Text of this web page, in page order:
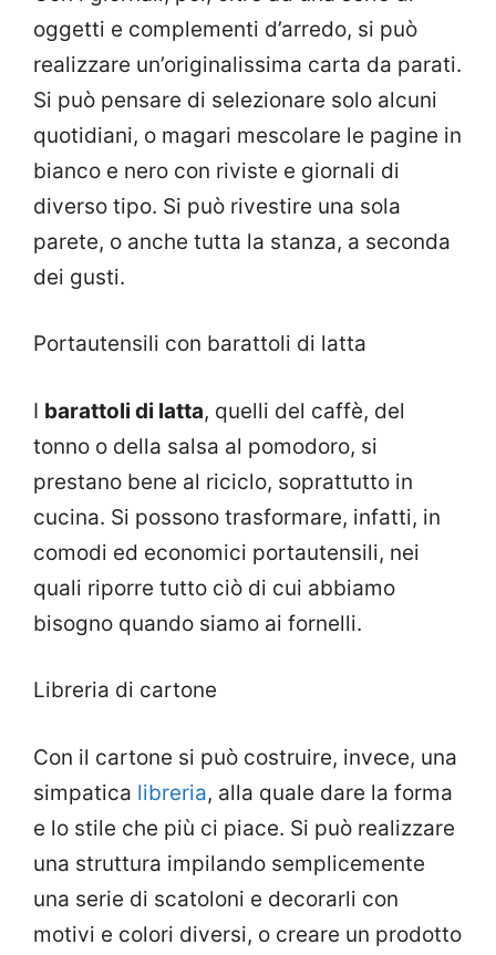
oggetti e complementi d’arredo, si può
realizzare un’originalissima carta da parati.
Si può pensare di selezionare solo alcuni
quotidiani, o magari mescolare le pagine in
bianco e nero con riviste e giornali di
diverso tipo. Si può rivestire una sola
parete, o anche tutta la stanza, a seconda
dei gusti.
Portautensili con barattoli di latta
I barattoli di latta, quelli del caffè, del
tonno o della salsa al pomodoro, si
prestano bene al riciclo, soprattutto in
cucina. Si possono trasformare, infatti, in
comodi ed economici portautensili, nei
quali riporre tutto ciò di cui abbiamo
bisogno quando siamo ai fornelli.
Libreria di cartone
Con il cartone si può costruire, invece, una
simpatica libreria, alla quale dare la forma
e lo stile che più ci piace. Si può realizzare
una struttura impilando semplicemente
una serie di scatoloni e decorarli con
motivi e colori diversi, o creare un prodotto